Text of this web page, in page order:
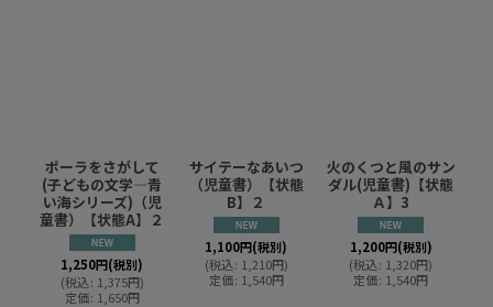
ポーラをさがして
(子どもの文学―青
い海シリーズ)（児
童書）【状態A】２
1,250円(税別)
(税込: 1,375円)
定価: 1,650円
サイテーなあいつ
（児童書）【状態
B】２
1,100円(税別)
(税込: 1,210円)
定価: 1,540円
火のくつと風のサン
ダル(児童書)【状態
Ａ】3
1,200円(税別)
(税込: 1,320円)
定価: 1,540円